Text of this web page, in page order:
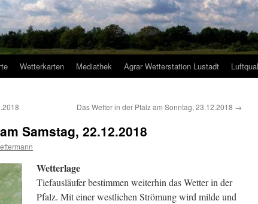
Wetterkarten Mediathek Agrar Wetterstation Lustadt
Das Wetter in der Pfalz am Sonntag, 23.12.2018 →
Samstag, 22.12.2018
Wetterlage
Tiefausläufer bestimmen weiterhin das Wetter in der
Pfalz. Mit einer westlichen Strömung wird milde und